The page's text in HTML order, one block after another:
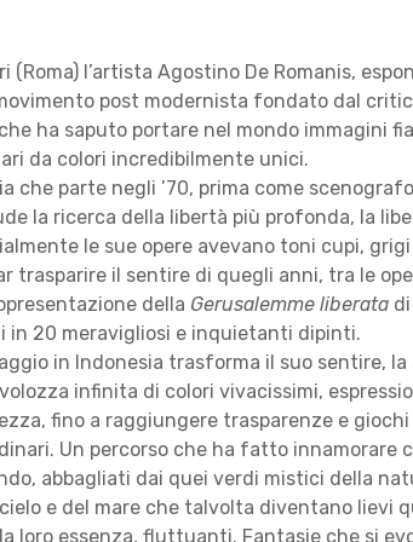
(Roma) l’artista Agostino De Romanis,
post modernista fondato dal
ha saputo portare nel mondo immagini
da colori incredibilmente unici.
che parte negli ’70, prima come
la ricerca della libertà più profonda, la
le sue opere avevano toni cupi,
trasparire il sentire di quegli anni, tra le
della Gerusalemme liberata
in 20 meravigliosi e inquietanti dipinti.
in Indonesia trasforma il suo sentire, la
infinita di colori vivacissimi,
fino a raggiungere trasparenze e
Un percorso che ha fatto innamorare
abbagliati dai quei verdi mistici della
e del mare che talvolta diventano lievi
loro essenza, fluttuanti. Fantasie che si